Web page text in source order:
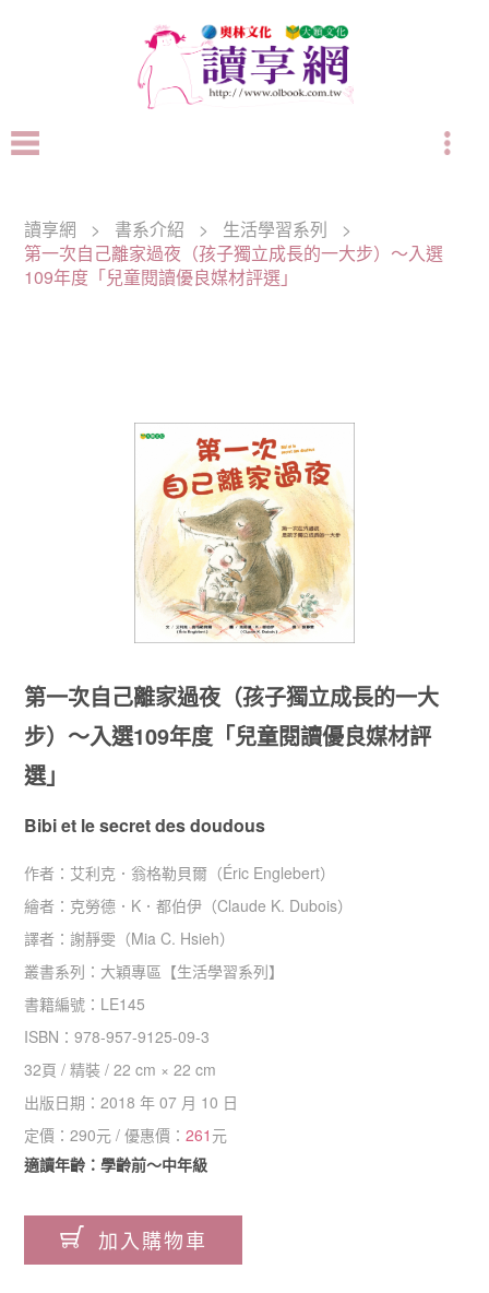
讀享網 > 書系介紹 > 生活學習系列
>
第一次自己離家過夜（孩子獨立成長的一大步）～入選
109年度「兒童閱讀優良媒材評選」
第一次自己離家過夜（孩子獨立成長的一大
步）～入選109年度「兒童閱讀優良媒材評
選」
Bibi et le secret des doudous
作者： 艾利克．翁格勒貝爾（Éric Englebert）
繪者： 克勞德．K．都伯伊（Claude K. Dubois）
譯者： 謝靜雯（Mia C. Hsieh）
叢書系列： 大穎專區 【生活學習系列】
書籍編號： LE145
ISBN：978-957-9125-09-3
32頁 /精裝 /22 cm × 22 cm
出版日期：2018 年 07 月 10 日
定價：290元 / 優惠價：261 元
適讀年齡：學齡前～中年級
加入購物車